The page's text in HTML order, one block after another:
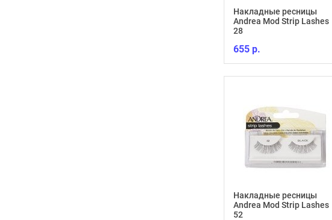
Накладные ресницы
Andrea Mod Strip Lashes
28
655 р.
Накладные ресницы
Andrea Mod Strip Lashes
52